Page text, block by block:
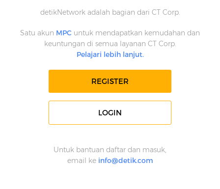
detikNetwork adalah bagian dari CT Corp.
Satu akun MPC untuk mendapatkan kemudahan dan
keuntungan di semua layanan CT Corp.
Pelajari lebih lanjut.
REGISTER
LOGIN
Untuk bantuan daftar dan masuk,
email ke info@detik.com